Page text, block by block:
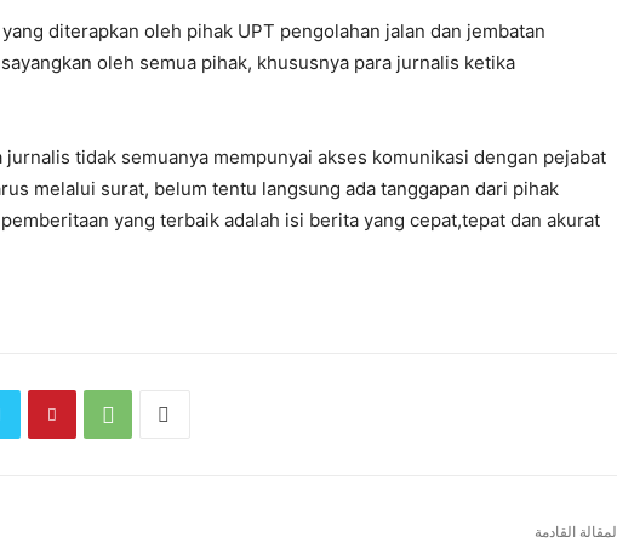
diterapkan oleh pihak UPT pengolahan jalan dan jembatan
oleh semua pihak, khususnya para jurnalis ketika
tidak semuanya mempunyai akses komunikasi dengan pejabat
melalui surat, belum tentu langsung ada tanggapan dari pihak
yang terbaik adalah isi berita yang cepat,tepat dan akurat
المقالة القادمة